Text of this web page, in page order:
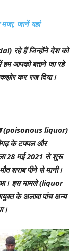
जानें यहां
रहे हैं जिन्होंने देश को
हम आपको बताने जा रहे
कर रख दिया।
(poisonous liquor)
के टपपल और
28 मई 2021 से शुरू
शराब पीने से मानी।
हुआ। इस मामले (liquor
के अलावा पांच अन्य